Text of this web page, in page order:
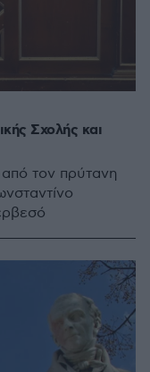
Σχολής και
τον πρύτανη